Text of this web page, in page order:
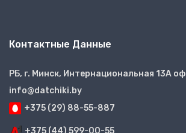
Контактные Данные
РБ, г. Минск, Интернациональная 13А
info@datchiki.by
+375 (29) 88-55-887
+375 (44) 599-00-55